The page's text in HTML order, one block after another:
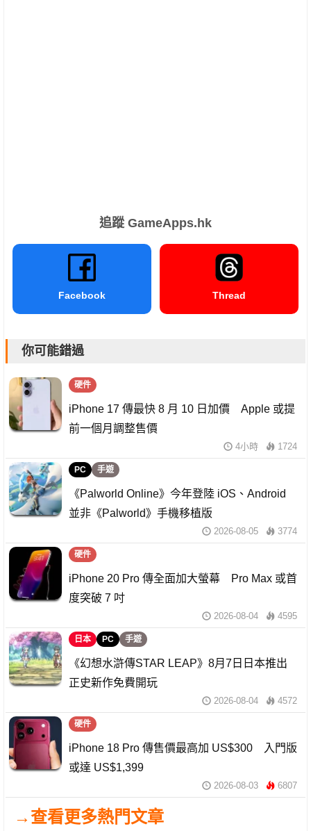
追蹤 GameApps.hk
Facebook Thread
你可能錯過
硬件
iPhone 17 傳最快 8 月 10 日加價 Apple 或提
前一個月調整售價
4小時 1724
PC 手遊
《Palworld Online》今年登陸 iOS、Android
並非《Palworld》手機移植版
2026-08-05 3774
硬件
iPhone 20 Pro 傳全面加大螢幕 Pro Max 或首
度突破 7 吋
2026-08-04 4595
日本 PC 手遊
《幻想水滸傳STAR LEAP》8月7日日本推出
正史新作免費開玩
2026-08-04 4572
硬件
iPhone 18 Pro 傳售價最高加 US$300 入門版
或達 US$1,399
2026-08-03 6807
→查看更多熱門文章